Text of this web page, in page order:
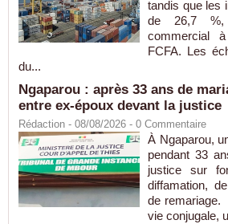
tandis que les
de 26,7 %,
commercial
FCFA. Les
du...
Ngaparou : après 33 ans de
entre ex-époux devant la justice
Rédaction - 08/08/2026 - 0 Commentaire
À Ngaparou,
pendant 33
justice sur
diffamation,
de
vie conjugale,